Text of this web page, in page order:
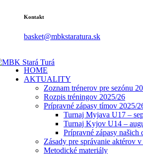
Kontakt
basket@mbkstaratura.sk
HOME
AKTUALITY
Zoznam trénerov pre sezónu
Rozpis tréningov 2025/26
Prípravné zápasy tímov 2025/
Turnaj Myjava U17 –
Turnaj Kyjov U14 –
Prípravné zápasy našich
Zásady pre správanie aktérov
Metodické materiály